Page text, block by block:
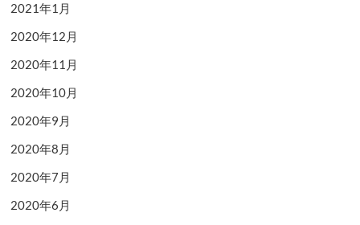
2021年1月
2020年12月
2020年11月
2020年10月
2020年9月
2020年8月
2020年7月
2020年6月